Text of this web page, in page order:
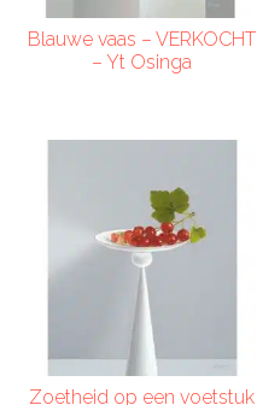
Blauwe vaas – VERKOCHT
– Yt Osinga
Zoetheid op een voetstuk